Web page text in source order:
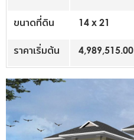
ขนาดที่ดิน 14 x 21
ราคาเริ่มต้น 4,989,515.00